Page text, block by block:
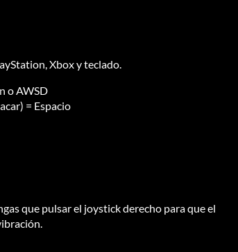
Xbox y teclado.
o AWSD
= Espacio
que pulsar el joystick derecho para que el